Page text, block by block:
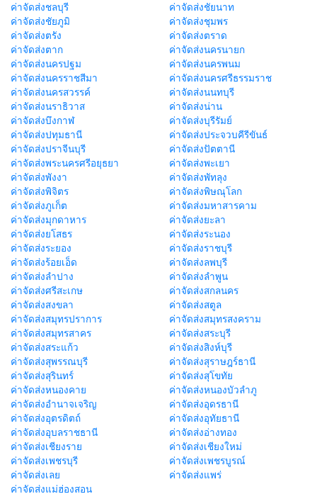
ค่าจัดส่งชลบุรี
ค่าจัดส่งชัยนาท
ค่าจัดส่งชัยภูมิ
ค่าจัดส่งชุมพร
ค่าจัดส่งตรัง
ค่าจัดส่งตราด
ค่าจัดส่งตาก
ค่าจัดส่งนครนายก
ค่าจัดส่งนครปฐม
ค่าจัดส่งนครพนม
ค่าจัดส่งนครราชสีมา
ค่าจัดส่งนครศรีธรรมราช
ค่าจัดส่งนครสวรรค์
ค่าจัดส่งนนทบุรี
ค่าจัดส่งนราธิวาส
ค่าจัดส่งน่าน
ค่าจัดส่งบึงกาฬ
ค่าจัดส่งบุรีรัมย์
ค่าจัดส่งปทุมธานี
ค่าจัดส่งประจวบคีรีขันธ์
ค่าจัดส่งปราจีนบุรี
ค่าจัดส่งปัตตานี
ค่าจัดส่งพระนครศรีอยุธยา
ค่าจัดส่งพะเยา
ค่าจัดส่งพังงา
ค่าจัดส่งพัทลุง
ค่าจัดส่งพิจิตร
ค่าจัดส่งพิษณุโลก
ค่าจัดส่งภูเก็ต
ค่าจัดส่งมหาสารคาม
ค่าจัดส่งมุกดาหาร
ค่าจัดส่งยะลา
ค่าจัดส่งยโสธร
ค่าจัดส่งระนอง
ค่าจัดส่งระยอง
ค่าจัดส่งราชบุรี
ค่าจัดส่งร้อยเอ็ด
ค่าจัดส่งลพบุรี
ค่าจัดส่งลำปาง
ค่าจัดส่งลำพูน
ค่าจัดส่งศรีสะเกษ
ค่าจัดส่งสกลนคร
ค่าจัดส่งสงขลา
ค่าจัดส่งสตูล
ค่าจัดส่งสมุทรปราการ
ค่าจัดส่งสมุทรสงคราม
ค่าจัดส่งสมุทรสาคร
ค่าจัดส่งสระบุรี
ค่าจัดส่งสระแก้ว
ค่าจัดส่งสิงห์บุรี
ค่าจัดส่งสุพรรณบุรี
ค่าจัดส่งสุราษฎร์ธานี
ค่าจัดส่งสุรินทร์
ค่าจัดส่งสุโขทัย
ค่าจัดส่งหนองคาย
ค่าจัดส่งหนองบัวลำภู
ค่าจัดส่งอำนาจเจริญ
ค่าจัดส่งอุดรธานี
ค่าจัดส่งอุตรดิตถ์
ค่าจัดส่งอุทัยธานี
ค่าจัดส่งอุบลราชธานี
ค่าจัดส่งอ่างทอง
ค่าจัดส่งเชียงราย
ค่าจัดส่งเชียงใหม่
ค่าจัดส่งเพชรบุรี
ค่าจัดส่งเพชรบูรณ์
ค่าจัดส่งเลย
ค่าจัดส่งแพร่
ค่าจัดส่งแม่ฮ่องสอน